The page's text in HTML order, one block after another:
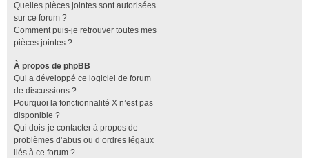
Quelles pièces jointes sont autorisées
sur ce forum ?
Comment puis-je retrouver toutes mes
pièces jointes ?
À propos de phpBB
Qui a développé ce logiciel de forum
de discussions ?
Pourquoi la fonctionnalité X n’est pas
disponible ?
Qui dois-je contacter à propos de
problèmes d’abus ou d’ordres légaux
liés à ce forum ?